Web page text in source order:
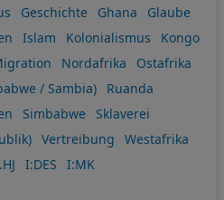
Geschichte Ghana
Glaube
Islam Kolonialismus
Kongo
Nordafrika
Ostafrika
/ Sambia)
Ruanda
Simbabwe
Sklaverei
Vertreibung
Westafrika
I:DES I:MK